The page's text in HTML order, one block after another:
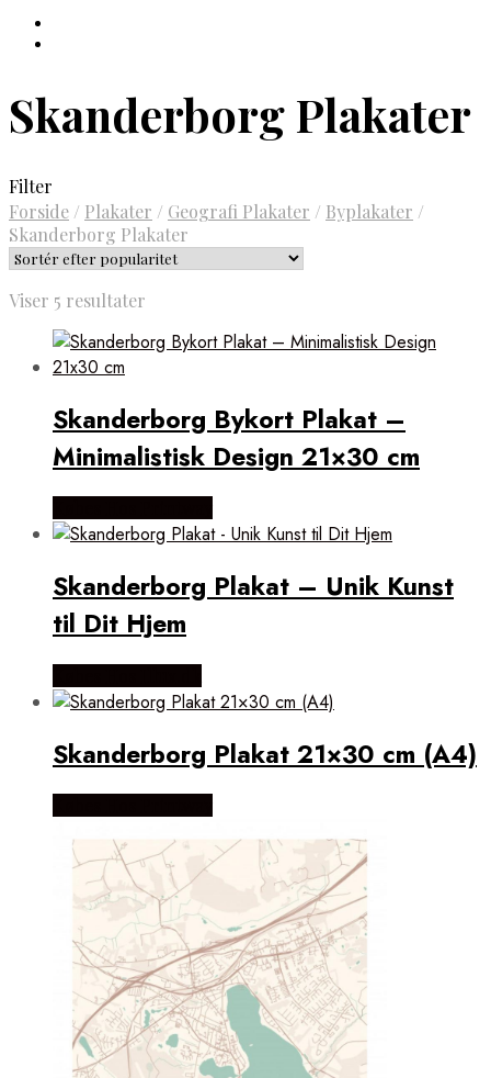
Skanderborg Plakater
Filter
Forside / Plakater / Geografi Plakater / Byplakater /
Skanderborg Plakater
Viser 5 resultater
popularitet
Skanderborg Bykort Plakat –
Minimalistisk Design 21×30 cm
Skanderborg Plakat – Unik Kunst
til Dit Hjem
Skanderborg Plakat 21×30 cm (A4)